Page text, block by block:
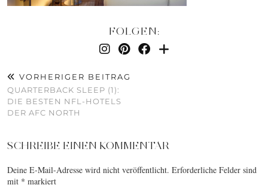
FOLGEN:
VORHERIGER BEITRAG
QUARTERBACK SLEEP (1):
DIE BESTEN NFL-HOTELS
DER AFC NORTH
SCHREIBE EINEN KOMMENTAR
Deine E-Mail-Adresse wird nicht veröffentlicht. Erforderliche Felder sind
mit * markiert